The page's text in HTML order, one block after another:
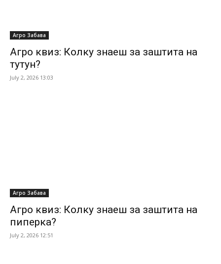
Агро Забава
Агро квиз: Колку знаеш за заштита на
тутун?
July 2, 2026 13:03
Агро Забава
Агро квиз: Колку знаеш за заштита на
пиперка?
July 2, 2026 12:51